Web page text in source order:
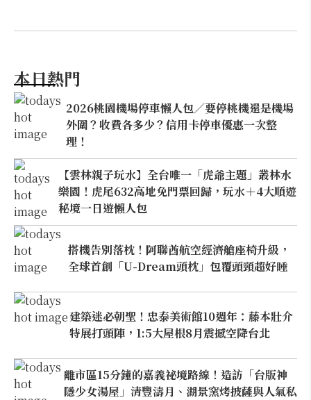
本日熱門
2026桃園機場停車懶人包／要停桃機還是機場
外圍？收費各多少？信用卡停車優惠一次整
理！
【雲林親子玩水】全台唯一「虎爺主題」叢林水
樂園！虎尾632高地免門票回歸，玩水＋4大順遊
秘境一日遊懶人包
搭機告別落枕！阿聯酋航空經濟艙座椅升級，
全球首創「U-Dream頭枕」包覆頭頸超好睡
建築迷必朝聖！忠泰美術館10週年：藤本壯介
特展打頭陣，1:5大屋根8月震撼空降台北
離市區15分鐘的嘉義祕境路線！造訪「台版神
隱少女湯屋」清豐濤月、湖景窯烤披薩與人氣私